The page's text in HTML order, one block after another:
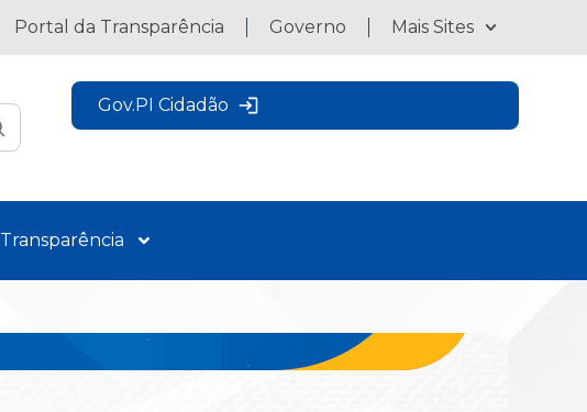
Portal da Transparência Governo Mais Sites
Gov.PI Cidadão
Transparência